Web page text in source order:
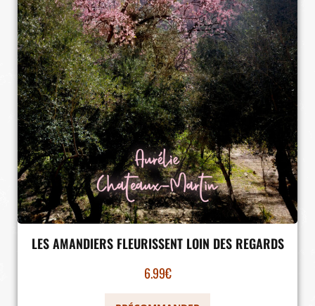
LES AMANDIERS FLEURISSENT LOIN DES REGARDS
6.99€